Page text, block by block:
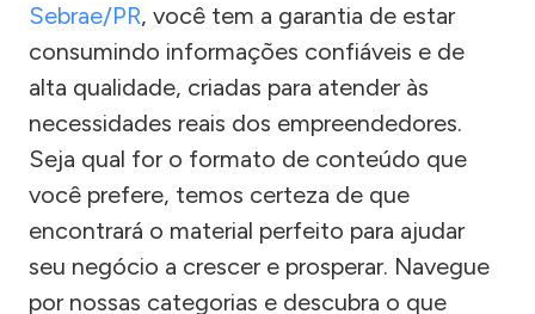
Sebrae/PR, você tem a garantia de estar
consumindo informações confiáveis e de
alta qualidade, criadas para atender às
necessidades reais dos empreendedores.
Seja qual for o formato de conteúdo que
você prefere, temos certeza de que
encontrará o material perfeito para ajudar
seu negócio a crescer e prosperar. Navegue
por nossas categorias e descubra o que